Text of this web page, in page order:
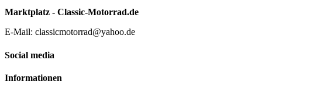
Marktplatz - Classic-Motorrad.de
E-Mail: classicmotorrad@yahoo.de
Social media
Informationen